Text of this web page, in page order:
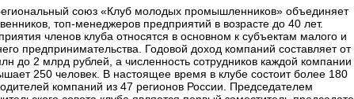
союз «Клуб молодых промышленников» объединяет
топ-менеджеров предприятий в возрасте до 40 лет.
членов клуба относятся в основном к субъектам малого и
предпринимательства. Годовой доход компаний составляет от
до 2 млрд рублей, а численность сотрудников каждой
250 человек. В настоящее время в клубе состоит более 180
компаний из 47 регионов России. Председателем